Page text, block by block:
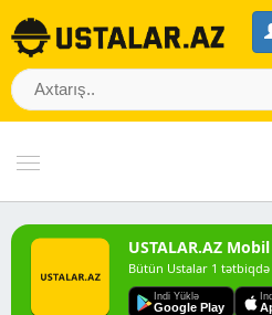
USTALAR.AZ
Bütün Ustalar 1 tətbiqdə
Indi Yüklə
Google Play